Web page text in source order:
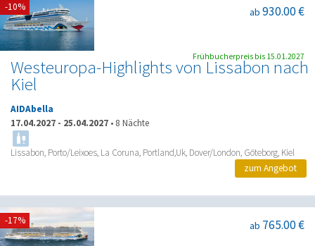
Westeuropa-Highlights von Lissabon nach
Kiel
ab 930.00 €
AIDAbella
17.04.2027 - 25.04.2027 • 8 Nächte
Lissabon, Porto/Leixoes, La Coruna, Portland,Uk, Dover/London, Göteborg, Kiel
-10%
Frühbucherpreis bis 15.01.2027
zum Angebot
ab 765.00 €
-17%